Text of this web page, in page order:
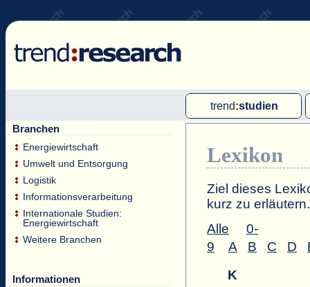
trend:studien
Single-Client-Studien
Branchen
Energiewirtschaft
Umwelt und Entsorgung
Logistik
Informationsverarbeitung
Internationale Studien:
Energiewirtschaft
Weitere Branchen
Informationen
Lexikon
Ziel dieses
kurz zu erläutern.
Alle
0-
9
A B C D
K